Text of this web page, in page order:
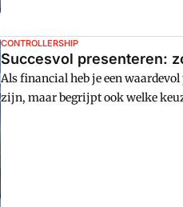
CONTROLLERSHIP
Succesvol presenteren:
Als financial heb je een waardevol
zijn, maar begrijpt ook welke